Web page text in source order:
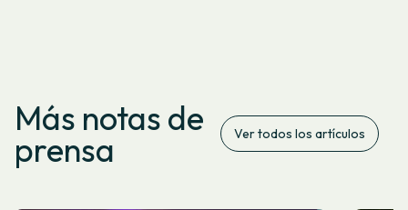
Más notas de
prensa Ver todos los artículos